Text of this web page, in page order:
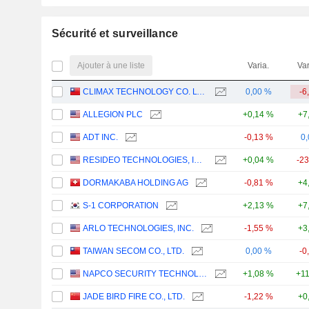
Sécurité et surveillance
Ajouter à une liste Varia.
CLIMAX TECHNOLOGY CO. LTD. 0,00 % -
ALLEGION PLC +0,14 %
ADT INC. -0,13 %
RESIDEO TECHNOLOGIES, INC. +0,04 % -
DORMAKABA HOLDING AG -0,81 %
S-1 CORPORATION +2,13 %
ARLO TECHNOLOGIES, INC. -1,55 %
TAIWAN SECOM CO., LTD. 0,00 % -
NAPCO SECURITY TECHNOLOGIES, INC. +1,08 %
JADE BIRD FIRE CO., LTD. -1,22 %